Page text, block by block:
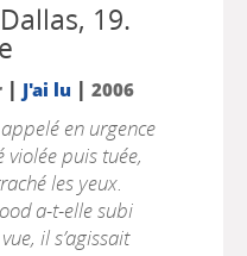
19.
| J'ai lu | 2006
en urgence
violée puis tuée,
les yeux.
a-t-elle subi
il s’agissait